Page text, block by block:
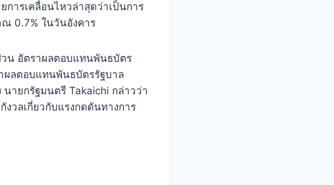
การเคลื่อนไหวล่าสุดว่าเป็นการ
ณ 0.7% ในวันอังคาร
น อัตราผลตอบแทนพันธบัตร
ลตอบแทนพันธบัตรรัฐบาล
นายกรัฐมนตรี Takaichi กล่าวว่า
งวลเกี่ยวกับแรงกดดันทางการ